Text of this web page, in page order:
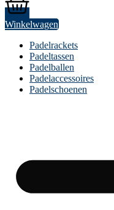
Winkelwagen
Padelrackets
Padeltassen
Padelballen
Padelaccessoires
Padelschoenen